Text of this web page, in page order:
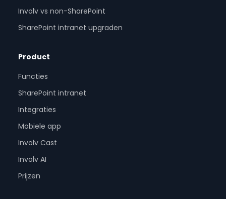
Involv vs non-SharePoint
SharePoint intranet upgraden
Product
Functies
SharePoint intranet
Integraties
Mobiele app
Involv Cast
Involv AI
Prijzen